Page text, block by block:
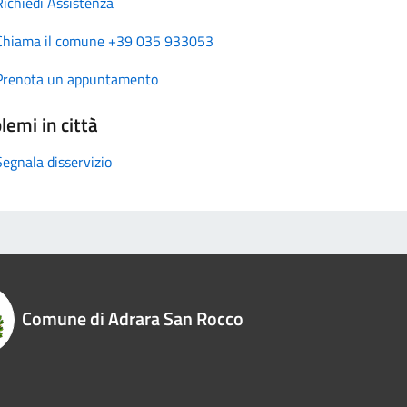
il comune +39 035 933053
un appuntamento
in città
disservizio
Comune di Adrara San Rocco